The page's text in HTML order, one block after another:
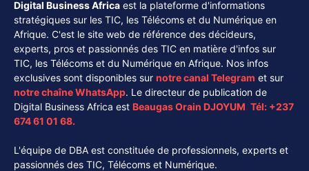
Digital Business Africa est la plateforme d'informations
stratégiques sur les TIC, les Télécoms et du Numérique en
Afrique. C'est le site web de référence des décideurs,
experts, pros et passionnés des TIC en matière d'infos sur
TIC, les Télécoms et du Numérique en Afrique. Nos infos
exclusives sont disponibles sur notre canal Telegram et sur
notre chaîneWhatsApp. Le directeur de publication de
Digital Business Africa est Beaugas Orain DJOYUM. Tél: +237
674 61 01 68.
L'équipe de DBA est constituée de professionnels, experts et
passionnés des TIC, Télécoms et Numérique.